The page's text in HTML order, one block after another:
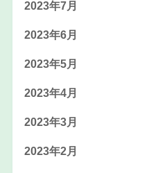
2023年7月
2023年6月
2023年5月
2023年4月
2023年3月
2023年2月